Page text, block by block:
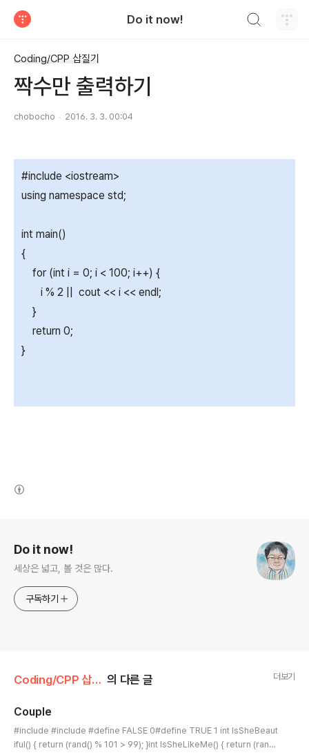
Do it now!
Coding/CPP 삽질기
짝수만 출력하기
chobocho 2016. 3. 3. 00:04
#include <iostream>
using namespace std;
int main()
{
for (int i = 0; i < 100; i++) {
i % 2 || cout << i << endl;
}
return 0;
}
Do it now!
세상은 넓고, 볼 것은 많다.
구독하기
Coding/CPP 삽질기 의 다른 글 더보기
Couple
#include #include #define FALSE 0#define TRUE 1 int IsSheBeaut
iful() { return (rand() % 101 > 99); }int IsSheLikeMe() { return (rand